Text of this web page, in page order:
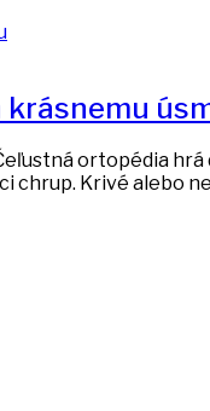
krásnemu
ortopédia
chrup. Krivé alebo